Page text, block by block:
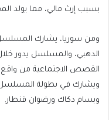
بسبب إرث مالي، مما يولد
ومن سوريا، يشارك
الدهبي، والمسلسل يدور
القصص الاجتماعية من واقع
ويشارك في بطولة
وبسام دكاك ورضوان قنطار.